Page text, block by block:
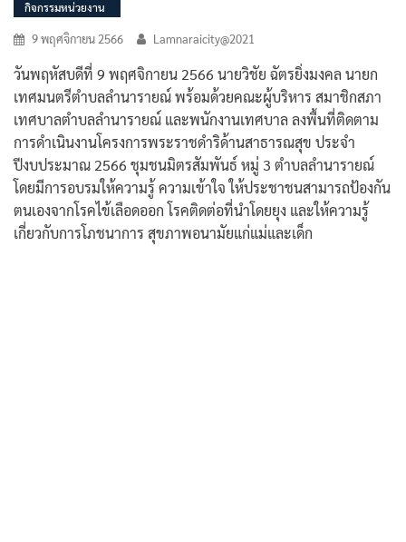
กิจกรรมหน่วยงาน
9 พฤศจิกายน 2566 Lamnaraicity@2021
วันพฤหัสบดีที่ 9 พฤศจิกายน 2566 นายวิชัย ฉัตรยิ่งมงคล นายก
เทศมนตรีตำบลลำนารายณ์ พร้อมด้วยคณะผู้บริหาร สมาชิกสภา
เทศบาลตำบลลำนารายณ์ และพนักงานเทศบาล ลงพื้นที่ติดตาม
การดำเนินงานโครงการพระราชดำริด้านสาธารณสุข ประจำ
ปีงบประมาณ 2566 ชุมชนมิตรสัมพันธ์ หมู่ 3 ตำบลลำนารายณ์
โดยมีการอบรมให้ความรู้ ความเข้าใจ ให้ประชาชนสามารถป้องกัน
ตนเองจากโรคไข้เลือดออก โรคติดต่อที่นำโดยยุง และให้ความรู้
เกี่ยวกับการโภชนาการ สุขภาพอนามัยแก่แม่และเด็ก